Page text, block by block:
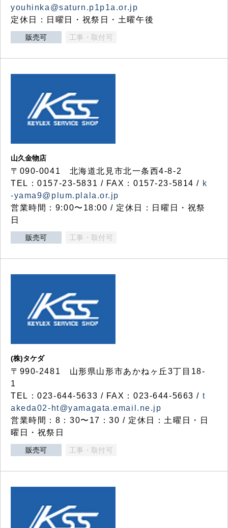
youhinka@saturn.p1p1a.or.jp
定休日：日曜日・祝祭日・土曜午後
販売可 工事・取付可
山久金物店
〒090-0041 北海道北見市北一条西4-8-2
TEL：0157-23-5831 / FAX：0157-23-5814 / k
-yama9@plum.plala.or.jp
営業時間：9:00〜18:00 / 定休日：日曜日・祝祭
日
販売可 工事・取付可
(株)タケダ
〒990-2481 山形県山形市あかねヶ丘3丁目18-
1
TEL：023-644-5633 / FAX：023-644-5663 / t
akeda02-ht@yamagata.email.ne.jp
営業時間：8：30〜17：30 / 定休日：土曜日・日
曜日・祝祭日
販売可 工事・取付可